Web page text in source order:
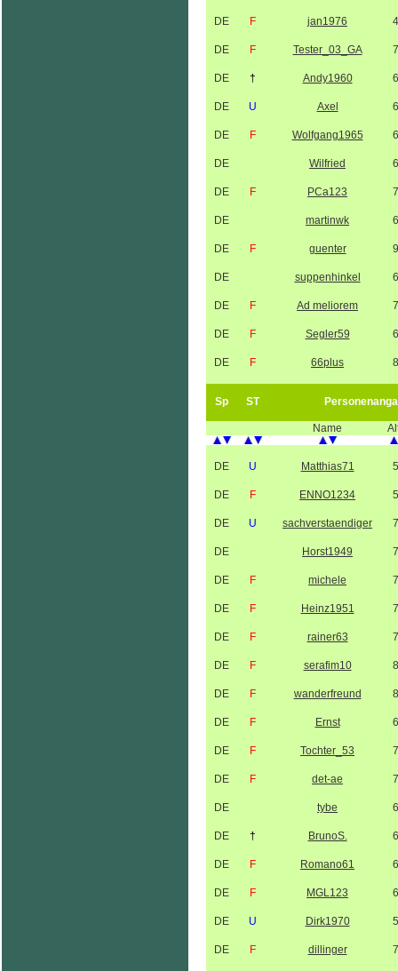
DE F jan1976
DE F Tester_03_GA
DE † Andy1960
DE U Axel
DE F Wolfgang1965
DE Wilfried
DE F PCa123
DE martinwk
DE F guenter
DE suppenhinkel
DE F Ad meliorem
DE F Segler59
DE F 66plus
Sp ST
Name
DE U Matthias71
DE F ENNO1234
DE U sachverstaendiger
DE Horst1949
DE F michele
DE F Heinz1951
DE F rainer63
DE F serafim10
DE F wanderfreund
DE F Ernst
DE F Tochter_53
DE F det-ae
DE tybe
DE † BrunoS.
DE F Romano61
DE F MGL123
DE U Dirk1970
DE F dillinger